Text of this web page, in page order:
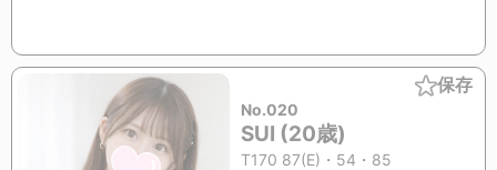
保存
No.020
SUI (20歳)
T170 87(E)・54・85